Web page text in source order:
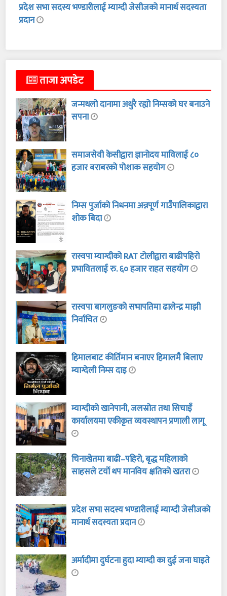
प्रदेश सभा सदस्य भण्डारीलाई म्याग्दी जेसीजको मानार्थ सदस्यता
प्रदान
ताजा अपडेट
जन्मथलो दानामा अधुरै रह्यो निम्सको घर बनाउने
सपना
समाजसेवी केसीद्वारा ज्ञानोदय माविलाई ८०
हजार बराबरको पोशाक सहयोग
निम्स पुर्जाको निधनमा अन्नपूर्ण गाउँपालिकाद्वारा
शोक बिदा
रास्वपा म्याग्दीको RAT टोलीद्वारा बाढीपहिरो
प्रभावितलाई रु. ६० हजार राहत सहयोग
रास्वपा बागलुङको सभापतिमा ढालेन्द्र माझी
निर्वाचित
हिमालबाट कीर्तिमान बनाएर हिमालमै बिलाए
म्याग्देली निम्स दाइ
म्याग्दीको खानेपानी, जलस्रोत तथा सिचाइँ
कार्यालयमा एकीकृत व्यवस्थापन प्रणाली लागू
चिनाखेतमा बाढी–पहिरो, बृद्ध महिलाको
साहसले टर्यो थप मानविय क्षतिको खतरा
प्रदेश सभा सदस्य भण्डारीलाई म्याग्दी जेसीजको
मानार्थ सदस्यता प्रदान
अर्मादीमा दुर्घटना हुदा म्याग्दी का दुई जना घाइते